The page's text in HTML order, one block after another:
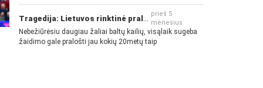
„Žalgirio“... Mokama už sugebėjimus... Nėra pinigų - nėra
gerų žaidėjų...
prieš 5
mėnesius
Nebežiūrėsiu daugiau žaliai baltų kailių, visąlaik sugeba
žaidimo gale pralošti jau kokių 20metų taip